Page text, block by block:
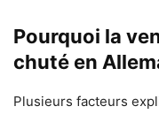
Pourquoi la
chuté en
Plusieurs facteurs